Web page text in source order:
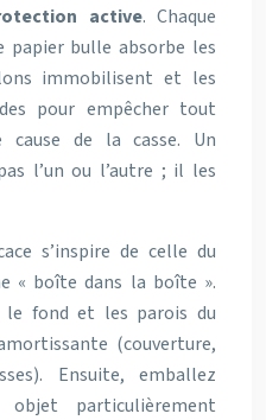
active. Chaque
bulle absorbe les
immobilisent et les
pour empêcher tout
cause de la casse. Un
l’un ou l’autre ; il les
s’inspire de celle du
« boîte dans la boîte ».
le fond et les parois du
(couverture,
Ensuite, emballez
objet particulièrement